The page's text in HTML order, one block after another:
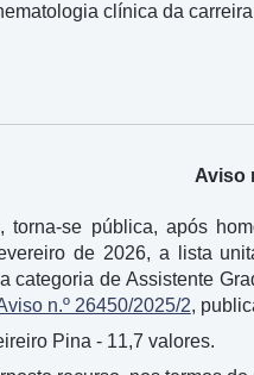
clínica da
Aviso
torna-se pública, após
de 2026, a lista
categoria de Assistente
n.º 26450/2025/2,
Pina - 11,7 valores.